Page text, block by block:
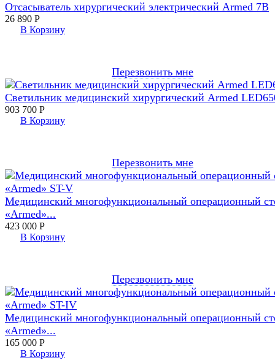
Отсасыватель хирургический электрический Armed 7B
26 890 Р
В Корзину
Перезвонить мне
Светильник медицинский хирургический Armed
903 700 Р
В Корзину
Перезвонить мне
Медицинский многофункциональный операционный
«Armed»...
423 000 Р
В Корзину
Перезвонить мне
Медицинский многофункциональный операционный
«Armed»...
165 000 Р
В Корзину